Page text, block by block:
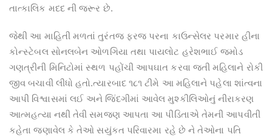
તાત્કાલિક મદદ ની જરૂર છે.
જેથી આ માહિતી મળતાં તુરંતજ ફરજ પરના કાઉન્સેલર પરમાર હીના
કોન્સ્ટેબલ સોનલબેન ઓળગિયા તથા પાયલોટ હરેશભાઈ જમોડ
ગણત્રીની મિનિટોમાં સ્થળ પહોંચી આપઘાત કરવા જતી મહિલાને રોકી
જીવ બચાવી લીધો હતો.ત્યારબાદ ૧૮૧ ટીમે આ મહિલાને પહેલા શાંત્વના
આપી વિશ્વાસમાં લઈ અને જિંદગીમાં આવેલ મુશ્કીલિઓનું નીરાકરણ
આત્મહત્યા નથી તેવી સમજણ આપતા આ પીડિતાએ તેમની આપવીતી
કહેતા જણાવેલ કે તેઓ સયુંકત પરિવારમા રહે છે ને તેઓના પતિ